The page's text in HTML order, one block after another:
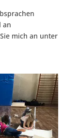
an
mich an unter